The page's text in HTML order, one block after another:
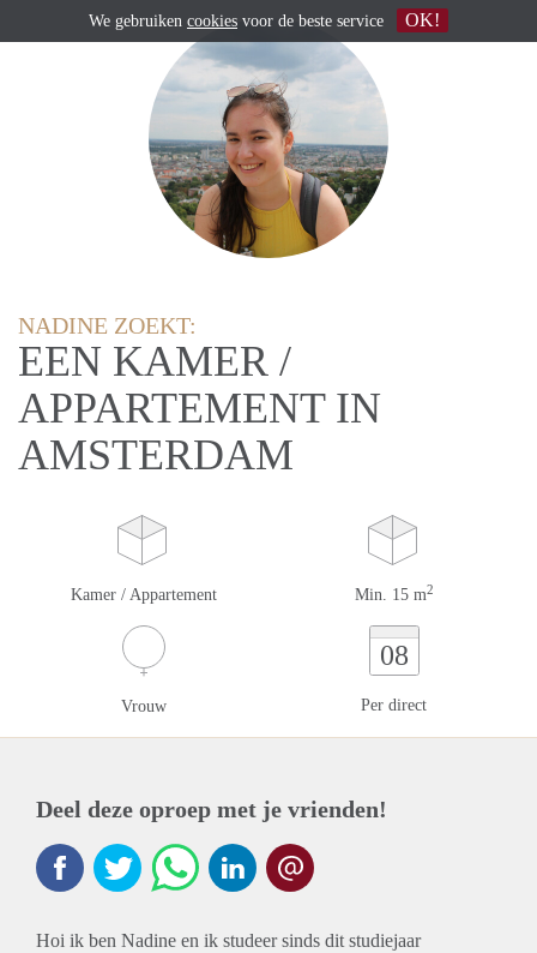
NADINE ZOEKT:
EEN KAMER /
APPARTEMENT IN
AMSTERDAM
Kamer / Appartement Min. 15 m2
Vrouw
08
Per direct
Deel deze oproep met je vrienden!
Hoi ik ben Nadine en ik studeer sinds dit studiejaar
We gebruiken cookies voor de beste service OK!